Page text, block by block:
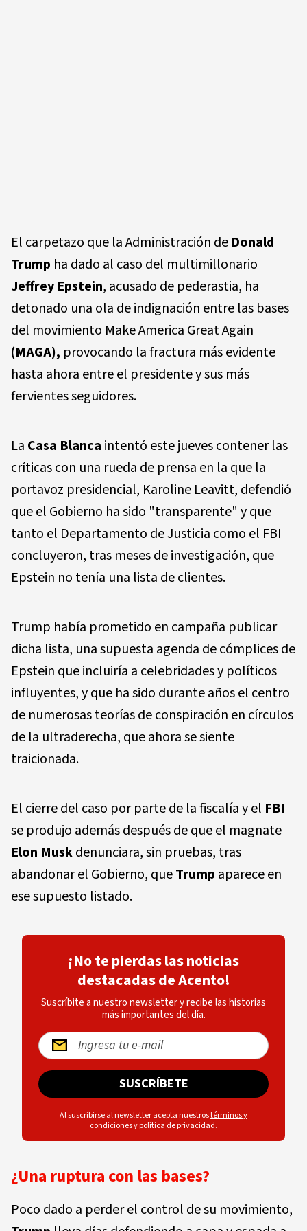
El carpetazo que la Administración de Donald
Trump ha dado al caso del multimillonario
Jeffrey Epstein, acusado de pederastia, ha
detonado una ola de indignación entre las bases
del movimiento Make America Great Again
(MAGA), provocando la fractura más evidente
hasta ahora entre el presidente y sus más
fervientes seguidores.
La Casa Blanca intentó este jueves contener las
críticas con una rueda de prensa en la que la
portavoz presidencial, Karoline Leavitt, defendió
que el Gobierno ha sido "transparente" y que
tanto el Departamento de Justicia como el FBI
concluyeron, tras meses de investigación, que
Epstein no tenía una lista de clientes.
Trump había prometido en campaña publicar
dicha lista, una supuesta agenda de cómplices de
Epstein que incluiría a celebridades y políticos
influyentes, y que ha sido durante años el centro
de numerosas teorías de conspiración en círculos
de la ultraderecha, que ahora se siente
traicionada.
El cierre del caso por parte de la fiscalía y el FBI
se produjo además después de que el magnate
Elon Muskdenunciara, sin pruebas, tras
abandonar el Gobierno, queTrump aparece en
ese supuesto listado.
¡No te pierdas las noticias
destacadas de Acento!
Suscríbite a nuestro newsletter y recibe las historias
más importantes del día.
SUSCRÍBETE
Al suscribirse al newsletter acepta nuestrostérminos y
condicionesypolítica de privacidad.
¿Una ruptura con las bases?
Poco dado a perder el control de su movimiento,